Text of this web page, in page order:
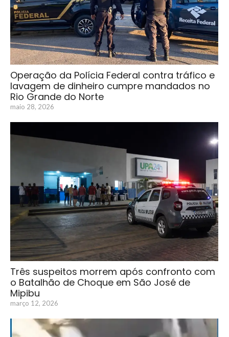
Operação da Polícia Federal contra tráfico e
lavagem de dinheiro cumpre mandados no
Rio Grande do Norte
maio 28, 2026
Três suspeitos morrem após confronto com
o Batalhão de Choque em São José de
Mipibu
março 12, 2026